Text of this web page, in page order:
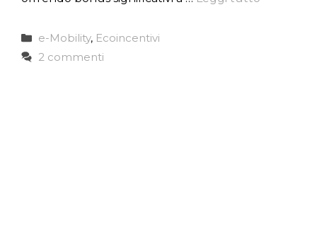
Categorie
e-Mobility, Ecoincentivi
2 commenti